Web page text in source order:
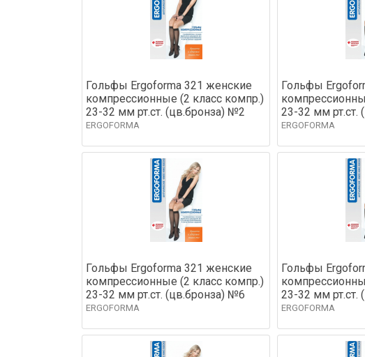
Гольфы Ergoforma 321 женские
компрессионные (2 класс компр.)
23-32 мм рт.ст. (цв.бронза) №2
ERGOFORMA
Гольфы
23-32 мм рт.ст.
ERGOFORMA
Гольфы Ergoforma 321 женские
компрессионные (2 класс компр.)
23-32 мм рт.ст. (цв.бронза) №6
ERGOFORMA
Гольфы
23-32 мм рт.ст.
ERGOFORMA